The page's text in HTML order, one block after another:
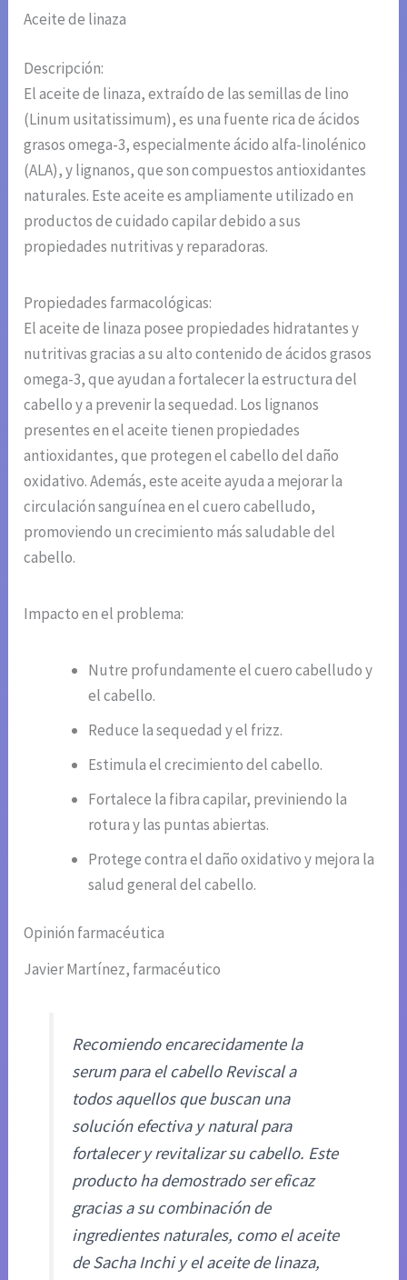
Aceite de linaza
Descripción:
El aceite de linaza, extraído de las semillas de lino
(Linum usitatissimum), es una fuente rica de ácidos
grasos omega-3, especialmente ácido alfa-linolénico
(ALA), y lignanos, que son compuestos antioxidantes
naturales. Este aceite es ampliamente utilizado en
productos de cuidado capilar debido a sus
propiedades nutritivas y reparadoras.
Propiedades farmacológicas:
El aceite de linaza posee propiedades hidratantes y
nutritivas gracias a su alto contenido de ácidos grasos
omega-3, que ayudan a fortalecer la estructura del
cabello y a prevenir la sequedad. Los lignanos
presentes en el aceite tienen propiedades
antioxidantes, que protegen el cabello del daño
oxidativo. Además, este aceite ayuda a mejorar la
circulación sanguínea en el cuero cabelludo,
promoviendo un crecimiento más saludable del
cabello.
Impacto en el problema:
Nutre profundamente el cuero cabelludo y
el cabello.
Reduce la sequedad y el frizz.
Estimula el crecimiento del cabello.
Fortalece la fibra capilar, previniendo la
rotura y las puntas abiertas.
Protege contra el daño oxidativo y mejora la
salud general del cabello.
Opinión farmacéutica
Javier Martínez, farmacéutico
Recomiendo encarecidamente la
serum para el cabello Reviscal a
todos aquellos que buscan una
solución efectiva y natural para
fortalecer y revitalizar su cabello. Este
producto ha demostrado ser eficaz
gracias a su combinación de
ingredientes naturales, como el aceite
de Sacha Inchi y el aceite de linaza,